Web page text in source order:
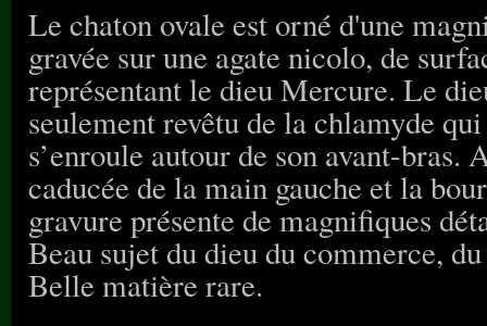
Le chaton ovale est orné d'une
gravée sur une agate nicolo, de
représentant le dieu Mercure. Le
seulement revêtu de la chlamyde
s’enroule autour de son avant-
caducée de la main gauche et la
gravure présente de magnifiques
Beau sujet du dieu du commerce,
Belle matière rare.